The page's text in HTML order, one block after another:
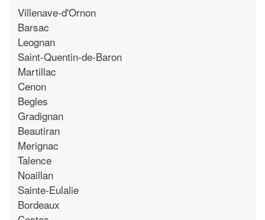
Villenave-d'Ornon
Barsac
Leognan
Saint-Quentin-de-Baron
Martillac
Cenon
Begles
Gradignan
Beautiran
Merignac
Talence
Noaillan
Sainte-Eulalie
Bordeaux